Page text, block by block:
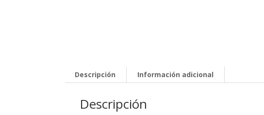
Descripción Información adicional
Descripción